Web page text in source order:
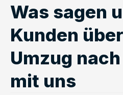
Was sagen
Kunden
Umzug
mit uns